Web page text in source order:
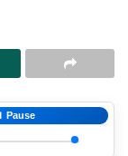
Pause